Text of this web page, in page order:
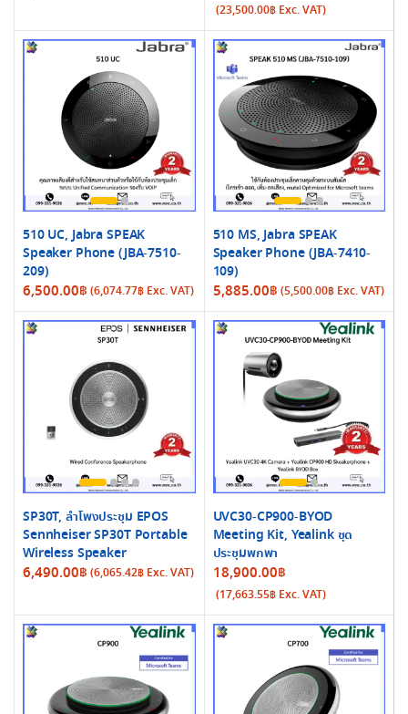
(23,500.00฿Exc. VAT)
510 UC, Jabra SPEAK
Speaker Phone (JBA-7510-
209)
6,500.00฿ (6,074.77฿ Exc. VAT)
510 MS, Jabra SPEAK
Speaker Phone (JBA-7410-
109)
5,885.00฿ (5,500.00฿Exc. VAT)
SP30T, ลำโพงประชุม EPOS
Sennheiser SP30T Portable
Wireless Speaker
6,490.00฿ (6,065.42฿ Exc. VAT)
UVC30-CP900-BYOD
Meeting Kit, Yealink ชุด
ประชุมพกพา
18,900.00฿
(17,663.55฿Exc. VAT)